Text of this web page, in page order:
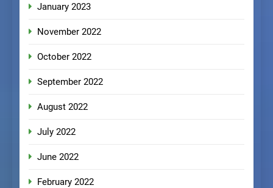
January 2023
November 2022
October 2022
September 2022
August 2022
July 2022
June 2022
February 2022